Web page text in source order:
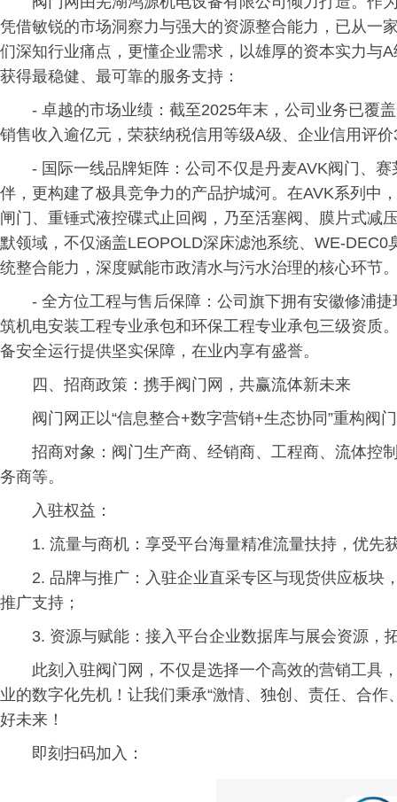
凭借敏锐的市场洞察力与强大的资源整合能力，已从一
们深知行业痛点，更懂企业需求，以雄厚的资本实力与
获得最稳健、最可靠的服务支持：
- 卓越的市场业绩：截至2025年末，公司业务已覆
销售收入逾亿元，荣获纳税信用等级A级、企业信用评
- 国际一线品牌矩阵：公司不仅是丹麦AVK阀门、
伴，更构建了极具竞争力的产品护城河。在AVK系列中
闸门、重锤式液控碟式止回阀，乃至活塞阀、膜片式减
默领域，不仅涵盖LEOPOLD深床滤池系统、WE-
统整合能力，深度赋能市政清水与污水治理的核心环节
- 全方位工程与售后保障：公司旗下拥有安徽修浦
筑机电安装工程专业承包和环保工程专业承包三级资质
备安全运行提供坚实保障，在业内享有盛誉。
四、招商政策：携手阀门网，共赢流体新未来
阀门网正以“信息整合+数字营销+生态协同”重构阀
招商对象：阀门生产商、经销商、工程商、流体控
务商等。
入驻权益：
1. 流量与商机：享受平台海量精准流量扶持，优先
2. 品牌与推广：入驻企业直采专区与现货供应板块
推广支持；
3. 资源与赋能：接入平台企业数据库与展会资源，
此刻入驻阀门网，不仅是选择一个高效的营销工具
业的数字化先机！让我们秉承“激情、独创、责任、合
好未来！
即刻扫码加入：